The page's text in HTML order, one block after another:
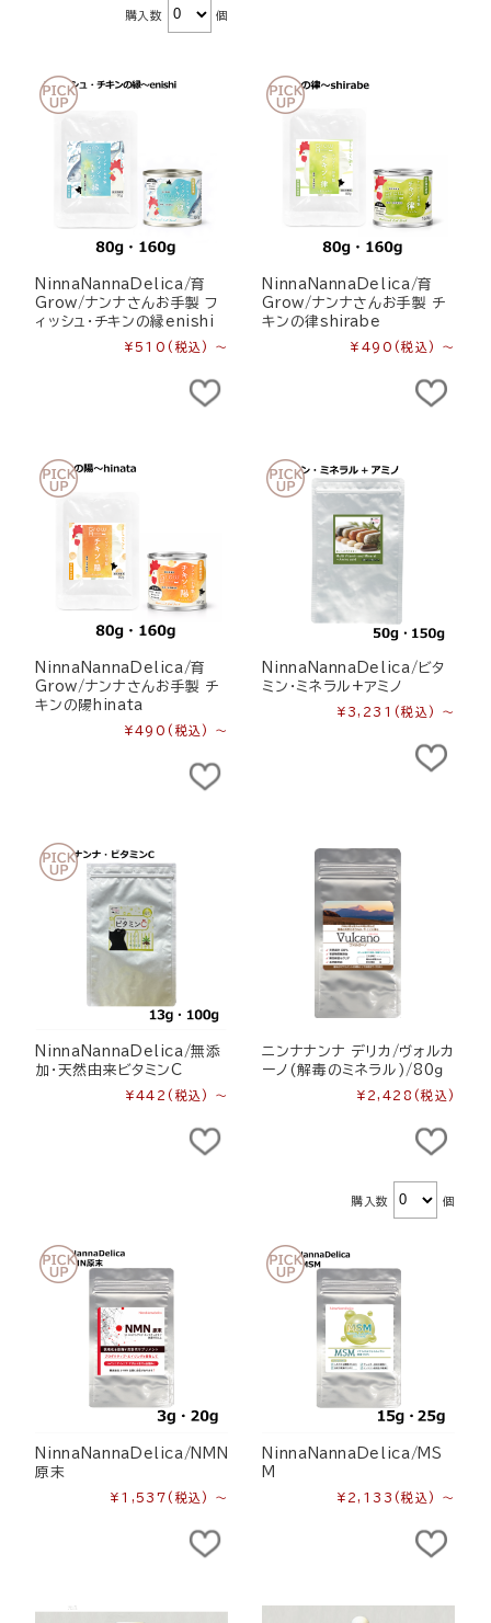
購入数 個
NinnaNannaDelica/育
Grow/ナンナさんお手製 フ
ィッシュ・チキンの縁enishi
¥510 (税込) ～
NinnaNannaDelica/育
Grow/ナンナさんお手製 チ
キンの律shirabe
¥490 (税込) ～
NinnaNannaDelica/育
Grow/ナンナさんお手製 チ
キンの陽hinata
¥490 (税込) ～
NinnaNannaDelica/ビタ
ミン・ミネラル+アミノ
¥3,231 (税込) ～
NinnaNannaDelica/無添
加・天然由来ビタミンC
¥442 (税込) ～
ニンナナンナ デリカ/ヴォルカ
ーノ(解毒のミネラル)/80ｇ
¥2,428 (税込)
購入数 個
NinnaNannaDelica/NMN
原末
¥1,537 (税込) ～
NinnaNannaDelica/MS
M
¥2,133 (税込) ～